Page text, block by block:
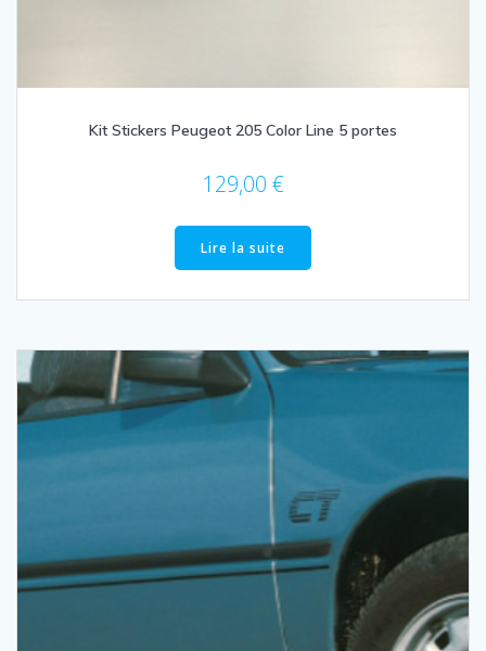
Kit Stickers Peugeot 205 Color Line 5 portes
129,00 €
Lire la suite